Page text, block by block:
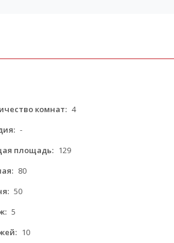
комнат: 4
-
площадь: 129
80
50
5
10